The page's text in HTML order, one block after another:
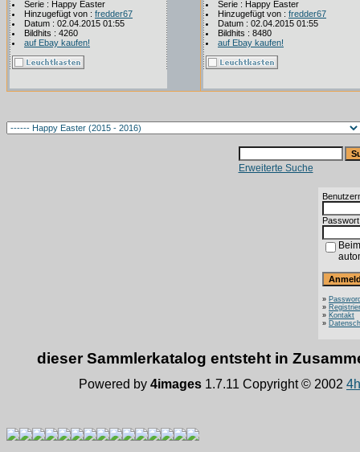
Serie : Happy Easter
Hinzugefügt von : fredder67
Datum : 02.04.2015 01:55
Bildhits : 4260
auf Ebay kaufen!
Serie : Happy Easter
Hinzugefügt von : fredder67
Datum : 02.04.2015 01:55
Bildhits : 8480
auf Ebay kaufen!
Erweiterte Suche
»
»
» Kontakt
»
dieser Sammlerkatalog entsteht in
Powered by 4images 1.7.11 Copyright © 2002